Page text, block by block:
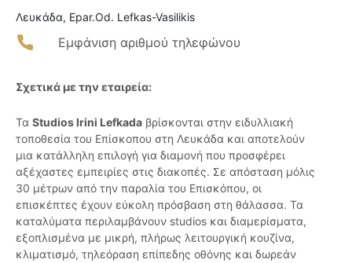
Λευκάδα, Epar.Od. Lefkas-Vasilikis
Εμφάνιση αριθμού τηλεφώνου
Σχετικά με την εταιρεία:
Τα Studios Irini Lefkada βρίσκονται στην ειδυλλιακή
τοποθεσία του Επίσκοπου στη Λευκάδα και αποτελούν
μια κατάλληλη επιλογή για διαμονή που προσφέρει
αξέχαστες εμπειρίες στις διακοπές. Σε απόσταση μόλις
30 μέτρων από την παραλία του Επισκόπου, οι
επισκέπτες έχουν εύκολη πρόσβαση στη θάλασσα. Τα
καταλύματα περιλαμβάνουν studios και διαμερίσματα,
εξοπλισμένα με μικρή, πλήρως λειτουργική κουζίνα,
κλιματισμό, τηλεόραση επίπεδης οθόνης και δωρεάν